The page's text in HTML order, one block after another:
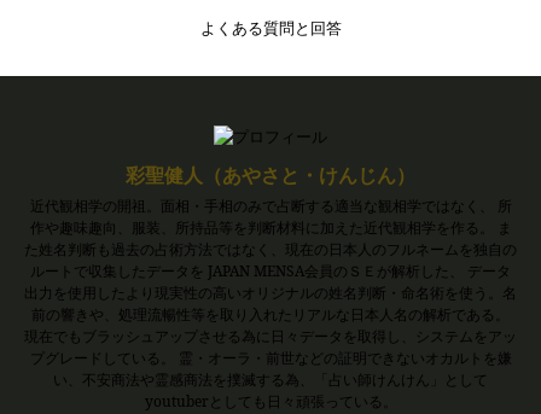
よくある質問と回答
彩聖健人（あやさと・けんじん）
近代観相学の開祖。面相・手相のみで占断する適当な観相学ではなく、 所
作や趣味趣向、服装、所持品等を判断材料に加えた近代観相学を作る。 ま
た姓名判断も過去の占術方法ではなく、現在の日本人のフルネームを独自の
ルートで収集したデータを JAPAN MENSA会員のＳＥが解析した、 データ
出力を使用したより現実性の高いオリジナルの姓名判断・命名術を使う。名
前の響きや、処理流暢性等を取り入れたリアルな日本人名の解析である。
現在でもブラッシュアップさせる為に日々データを取得し、システムをアッ
プグレードしている。 霊・オーラ・前世などの証明できないオカルトを嫌
い、不安商法や霊感商法を撲滅する為、「占い師けんけん」として
youtuberとしても日々頑張っている。